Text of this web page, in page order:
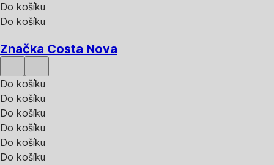
Do košíku
Do košíku
Značka Costa Nova
Do košíku
Do košíku
Do košíku
Do košíku
Do košíku
Do košíku